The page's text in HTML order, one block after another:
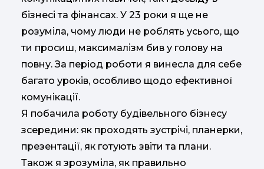
бізнесі та фінансах. У 23 роки я ще не
розуміла, чому люди не роблять усього, що
ти просиш, максималізм бив у голову на
повну. За період роботи я винесла для себе
багато уроків, особливо щодо ефективної
комунікації.
Я побачила роботу будівельного бізнесу
зсередини: як проходять зустрічі, планерки,
презентації, як готують звіти та плани.
Також я зрозуміла, як правильно